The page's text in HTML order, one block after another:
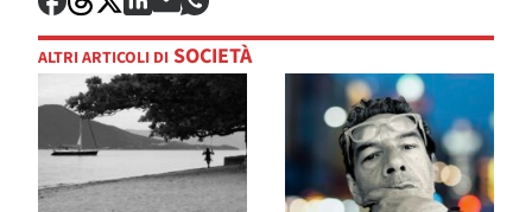
ALTRI ARTICOLI DI SOCIETÀ